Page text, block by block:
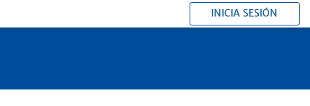
INICIA SESIÓN